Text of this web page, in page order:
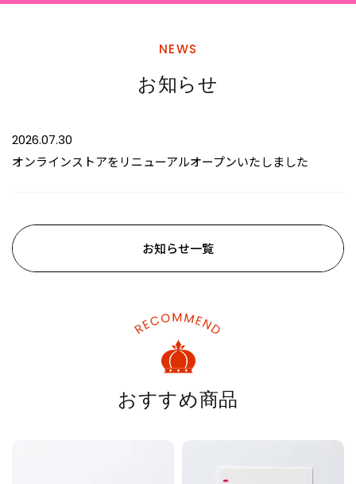
NEWS
お知らせ
2026.07.30
オンラインストアをリニューアルオープンいたしました
お知らせ一覧
おすすめ商品